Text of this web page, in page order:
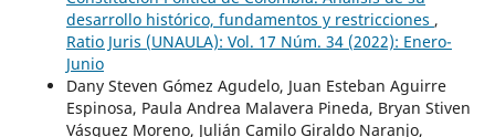
desarrollo histórico, fundamentos y restricciones ,
Ratio Juris (UNAULA): Vol. 17 Núm. 34 (2022): Enero-
Junio
Dany Steven Gómez Agudelo, Juan Esteban Aguirre
Espinosa, Paula Andrea Malavera Pineda, Bryan Stiven
Vásquez Moreno, Julián Camilo Giraldo Naranjo,